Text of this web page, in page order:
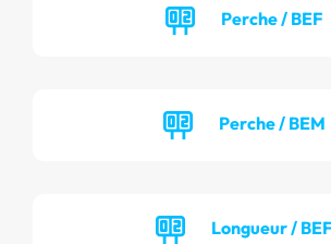
Perche / BEF
Perche / BEM
Longueur / BEF